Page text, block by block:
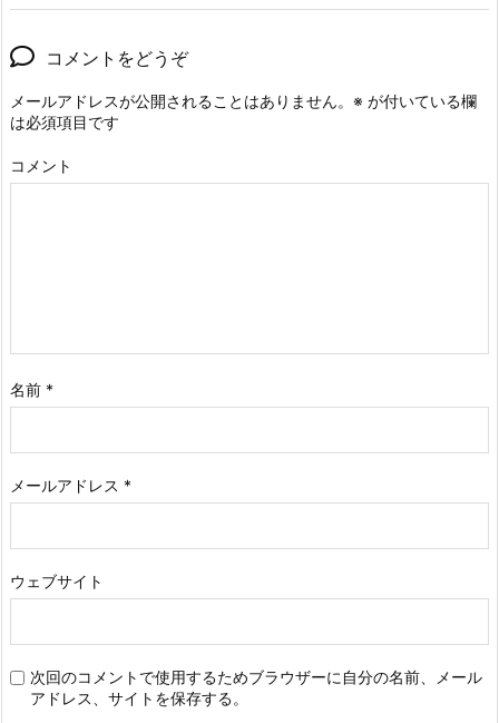
コメントをどうぞ
メールアドレスが公開されることはありません。 ※ が付いている欄
は必須項目です
コメント
名前 *
メールアドレス *
ウェブサイト
次回のコメントで使用するためブラウザーに自分の名前、メール
アドレス、サイトを保存する。